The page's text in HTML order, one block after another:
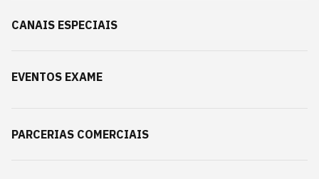
CANAIS ESPECIAIS
EVENTOS EXAME
PARCERIAS COMERCIAIS